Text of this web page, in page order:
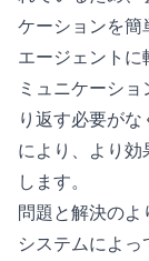
ケーションを簡
エージェントに
ミュニケーシ
り返す必要が
により、より
します。
問題と解決のよ
システムによ